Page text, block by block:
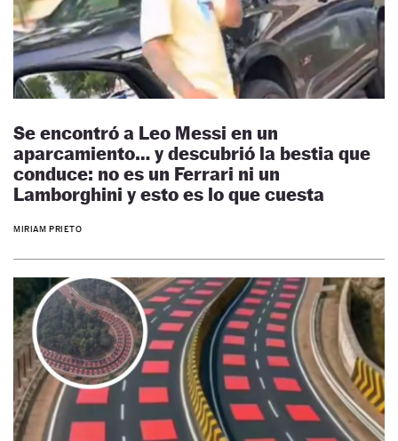
Se encontró a Leo Messi en un
aparcamiento… y descubrió la bestia que
conduce: no es un Ferrari ni un
Lamborghini y esto es lo que cuesta
MIRIAM PRIETO